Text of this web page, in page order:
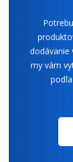
dodávanie
my vám